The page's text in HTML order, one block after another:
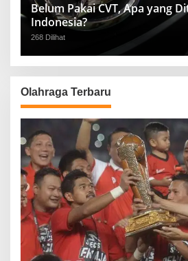
Belum Pakai CVT, Apa yang
Indonesia?
268 Dilihat
Olahraga Terbaru